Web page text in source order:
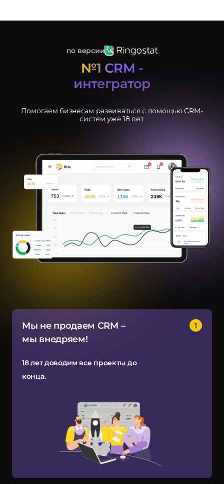
Услуги
Система управления
CRM
маркетинг
по версии
№1 CRM -
интегратор
Помогаем бизнесам развиваться с помощью CRM-
систем уже 18 лет
Мы не продаем CRM –
мы внедряем!
18 лет доводим все проекты до
конца.